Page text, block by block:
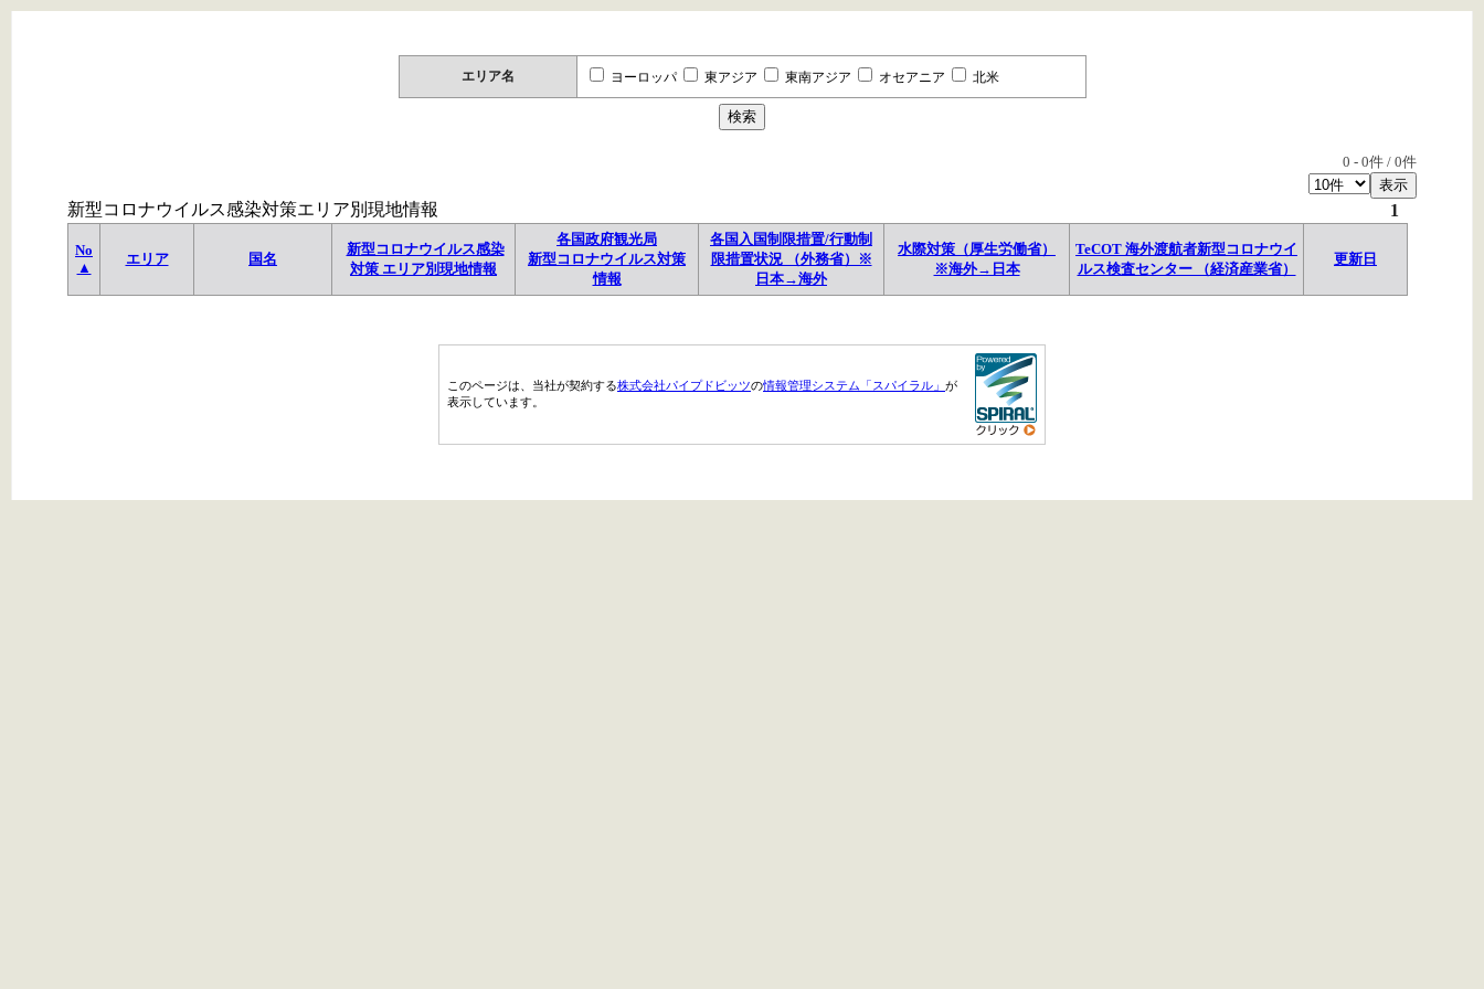
エリア名 ヨーロッパ 東アジア 東南アジア オセアニア 北米
0 - 0件 / 0件
新型コロナウイルス感染対策エリア別現地情報 1
No
▲
エリア 国名
新型コロナウイルス感染
対策 エリア別現地情報
各国政府観光局
新型コロナウイルス対策
情報
各国入国制限措置/行動制
限措置状況 （外務省）※
日本→海外
水際対策（厚生労働省）
※海外→日本
TeCOT 海外渡航者新型コロナウイ
ルス検査センター （経済産業省）
更新日
このページは、当社が契約する株式会社パイプドビッツの情報管理システム「スパイラル」 が
表示しています。